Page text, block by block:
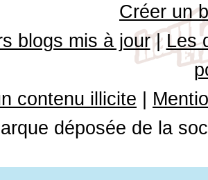
Créer un
blogs mis à jour| Les
contenu illicite
déposée de la